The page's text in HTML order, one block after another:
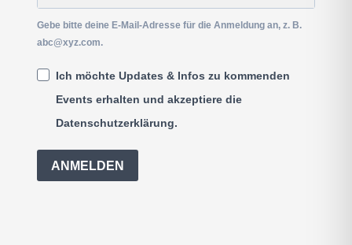
Gebe bitte deine E-Mail-Adresse für die Anmeldung an, z. B.
abc@xyz.com.
Ich möchte Updates & Infos zu kommenden
Events erhalten und akzeptiere die
Datenschutzerklärung.
ANMELDEN